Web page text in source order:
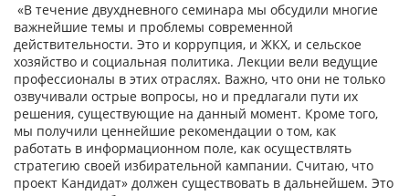
«В течение двухдневного семинара мы обсудили многие
важнейшие темы и проблемы современной
действительности. Это и коррупция, и ЖКХ, и сельское
хозяйство и социальная политика. Лекции вели ведущие
профессионалы в этих отраслях. Важно, что они не только
озвучивали острые вопросы, но и предлагали пути их
решения, существующие на данный момент. Кроме того,
мы получили ценнейшие рекомендации о том, как
работать в информационном поле, как осуществлять
стратегию своей избирательной кампании. Считаю, что
проект Кандидат» должен существовать в дальнейшем. Это